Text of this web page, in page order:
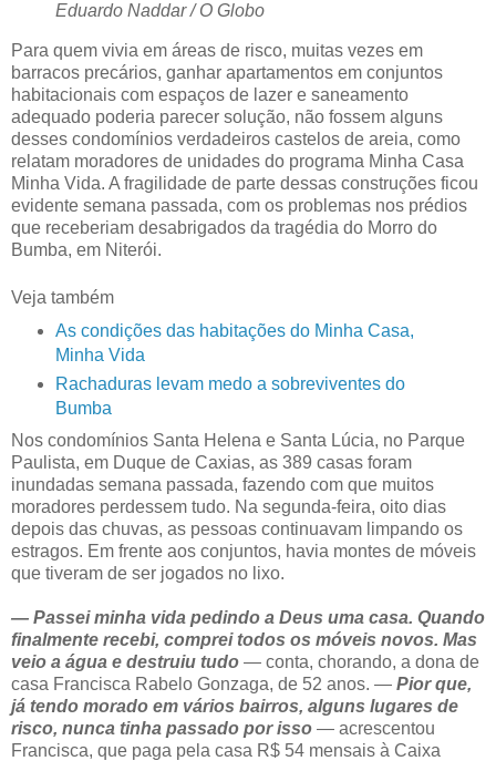
Eduardo Naddar / O Globo
Para quem vivia em áreas de risco, muitas vezes em
barracos precários, ganhar apartamentos em conjuntos
habitacionais com espaços de lazer e saneamento
adequado poderia parecer solução, não fossem alguns
desses condomínios verdadeiros castelos de areia, como
relatam moradores de unidades do programa Minha Casa
Minha Vida. A fragilidade de parte dessas construções ficou
evidente semana passada, com os problemas nos prédios
que receberiam desabrigados da tragédia do Morro do
Bumba, em Niterói.
Veja também
As condições das habitações do Minha Casa,
Minha Vida
Rachaduras levam medo a sobreviventes do
Bumba
Nos condomínios Santa Helena e Santa Lúcia, no Parque
Paulista, em Duque de Caxias, as 389 casas foram
inundadas semana passada, fazendo com que muitos
moradores perdessem tudo. Na segunda-feira, oito dias
depois das chuvas, as pessoas continuavam limpando os
estragos. Em frente aos conjuntos, havia montes de móveis
que tiveram de ser jogados no lixo.
— Passei minha vida pedindo a Deus uma casa. Quando
finalmente recebi, comprei todos os móveis novos. Mas
veio a água e destruiu tudo — conta, chorando, a dona de
casa Francisca Rabelo Gonzaga, de 52 anos. — Pior que,
já tendo morado em vários bairros, alguns lugares de
risco, nunca tinha passado por isso — acrescentou
Francisca, que paga pela casa R$ 54 mensais à Caixa